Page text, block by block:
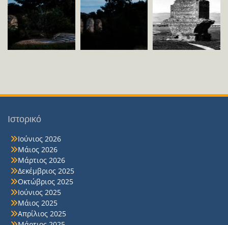
Ιστορικό
Ιούνιος 2026
Μάιος 2026
Μάρτιος 2026
Δεκέμβριος 2025
Οκτώβριος 2025
Ιούνιος 2025
Μάιος 2025
Απρίλιος 2025